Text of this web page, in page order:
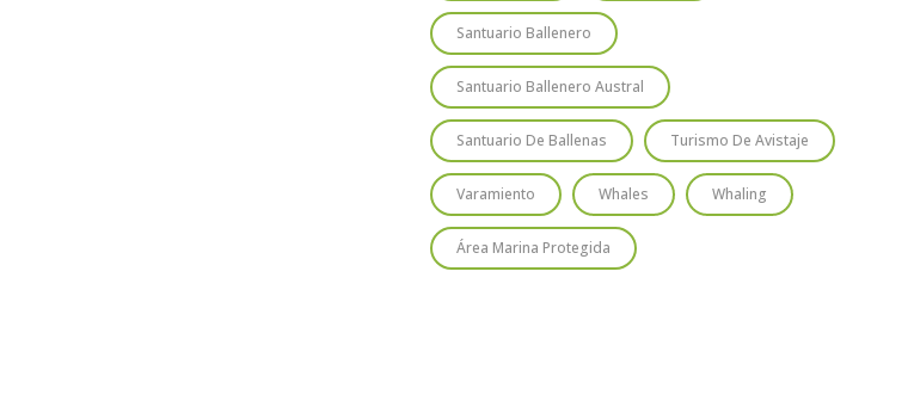
Santuario Ballenero
Santuario Ballenero Austral
Santuario De Ballenas Turismo De Avistaje
Varamiento Whales Whaling
Área Marina Protegida